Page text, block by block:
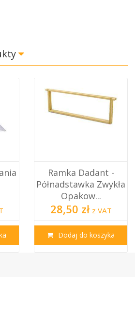
-
Zwykła
Dziurkacz Do
Pszczelich –
Precyzyjn...
178,50 zł
Dodaj do